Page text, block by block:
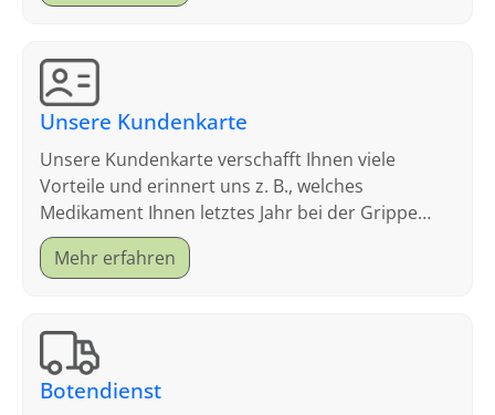
Unsere Kundenkarte
Unsere Kundenkarte verschafft Ihnen viele
Vorteile und erinnert uns z. B., welches
Medikament Ihnen letztes Jahr bei der Grippe
geholfen hat.
Mehr erfahren
Botendienst